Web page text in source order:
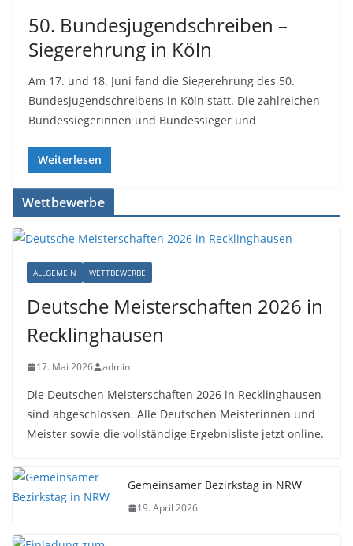
50. Bundesjugendschreiben –
Siegerehrung in Köln
Am 17. und 18. Juni fand die Siegerehrung des 50.
Bundesjugendschreibens in Köln statt. Die zahlreichen
Bundessiegerinnen und Bundessieger und
Weiterlesen
Wettbewerbe
ALLGEMEIN WETTBEWERBE
Deutsche Meisterschaften 2026 in
Recklinghausen
17. Mai 2026 admin
Die Deutschen Meisterschaften 2026 in Recklinghausen
sind abgeschlossen. Alle Deutschen Meisterinnen und
Meister sowie die vollständige Ergebnisliste jetzt online.
Gemeinsamer Bezirkstag in NRW
19. April 2026